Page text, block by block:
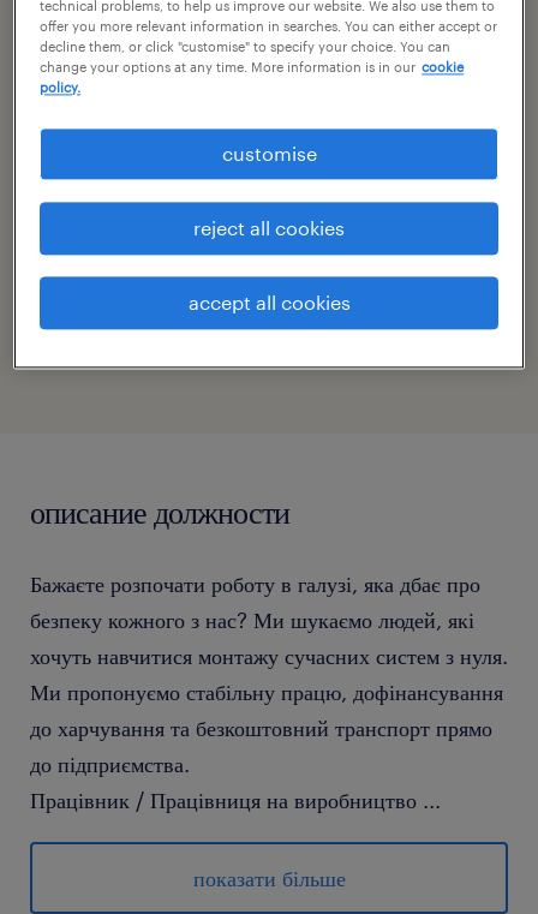
тимчасовий
pełen etat
специальность
номер посилання
46434075
описание должности
Бажаєте розпочати роботу в галузі, яка дбає про
безпеку кожного з нас? Ми шукаємо людей, які
хочуть навчитися монтажу сучасних систем з нуля.
Ми пропонуємо стабільну працю, дофінансування
до харчування та безкоштовний транспорт прямо
до підприємства.
Працівник / Працівниця на виробництво ...
Ви будете відповідати за збірку дрібних елементів
та обслуговування машин, що допомагають у
процесі. Ми гарантуємо повне навчання, надбавки
показати більше
technical problems, to help us improve our website. We also use them to
offer you more relevant information in searches. You can either accept or
decline them, or click "customise" to specify your choice. You can
change your options at any time. More information is in our cookie
policy.
accept all cookies
reject all cookies
customise